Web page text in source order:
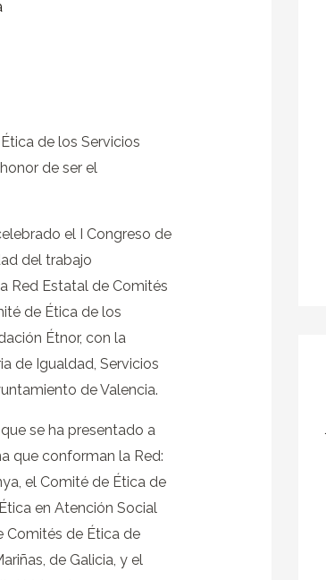
de los Servicios
de ser el
el I Congreso de
del trabajo
Red Estatal de Comités
de Ética de los
Étnor, con la
de Igualdad, Servicios
de Valencia.
se ha presentado a
que conforman la Red:
el Comité de Ética de
en Atención Social
Comités de Ética de
de Galicia, y el